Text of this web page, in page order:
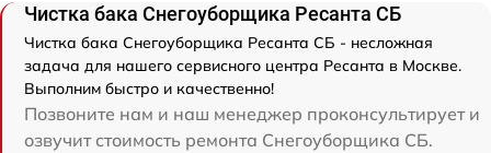
Чистка бака Снегоуборщика Ресанта СБ
Чистка бака Снегоуборщика Ресанта СБ - несложная
задача для нашего сервисного центра Ресанта в Москве.
Выполним быстро и качественно!
Позвоните нам и наш менеджер проконсультирует и
озвучит стоимость ремонта Снегоуборщика СБ.